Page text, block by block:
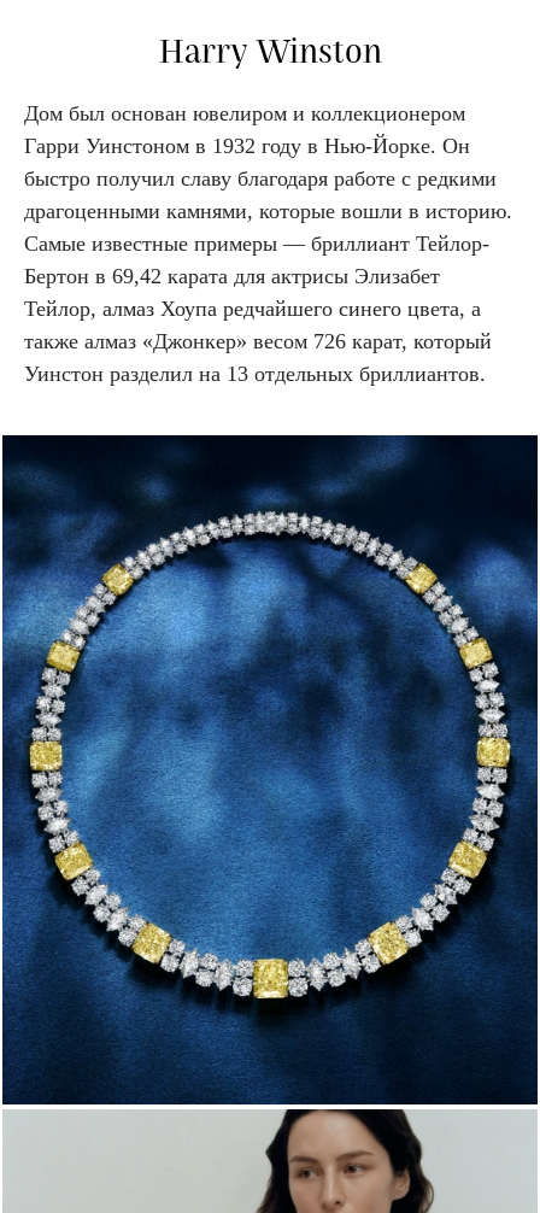
Harry Winston
Дом был основан ювелиром и коллекционером
Гарри Уинстоном в 1932 году в Нью-Йорке. Он
быстро получил славу благодаря работе с редкими
драгоценными камнями, которые вошли в историю.
Самые известные примеры — бриллиант Тейлор-
Бертон в 69,42 карата для актрисы Элизабет
Тейлор, алмаз Хоупа редчайшего синего цвета, а
также алмаз «Джонкер» весом 726 карат, который
Уинстон разделил на 13 отдельных бриллиантов.